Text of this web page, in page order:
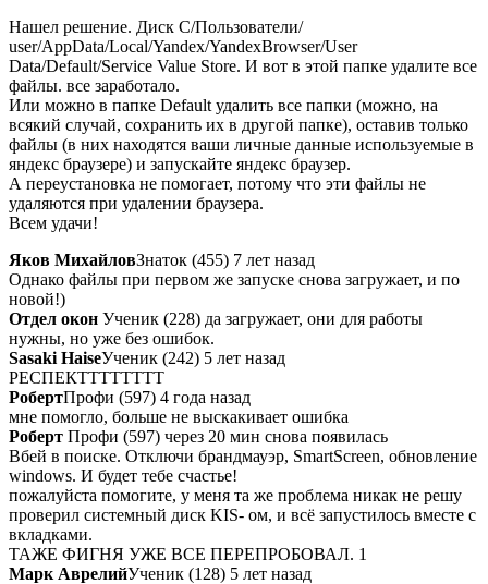
Нашел решение. Диск С/Пользователи/
user/AppData/Local/Yandex/YandexBrowser/User
Data/Default/Service Value Store. И вот в этой папке удалите все
файлы. все заработало.
Или можно в папке Default удалить все папки (можно, на
всякий случай, сохранить их в другой папке), оставив только
файлы (в них находятся ваши личные данные используемые в
яндекс браузере) и запускайте яндекс браузер.
А переустановка не помогает, потому что эти файлы не
удаляются при удалении браузера.
Всем удачи!
Яков МихайловЗнаток (455) 7 лет назад
Однако файлы при первом же запуске снова загружает, и по
новой!)
Отдел окон Ученик (228) да загружает, они для работы
нужны, но уже без ошибок.
Sasaki HaiseУченик (242) 5 лет назад
РЕСПЕКТТТТТТТТ
РобертПрофи (597) 4 года назад
мне помогло, больше не выскакивает ошибка
Роберт Профи (597) через 20 мин снова появилась
Вбей в поиске. Отключи брандмауэр, SmartScreen, обновление
windows. И будет тебе счастье!
пожалуйста помогите, у меня та же проблема никак не решу
проверил системный диск KIS- ом, и всё запустилось вместе с
вкладками.
ТАЖЕ ФИГНЯ УЖЕ ВСЕ ПЕРЕПРОБОВАЛ. 1
Марк АврелийУченик (128) 5 лет назад